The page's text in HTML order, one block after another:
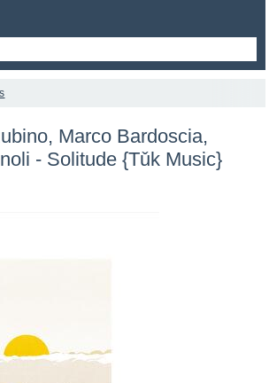
Marco Bardoscia,
- Solitude {Tǔk Music}